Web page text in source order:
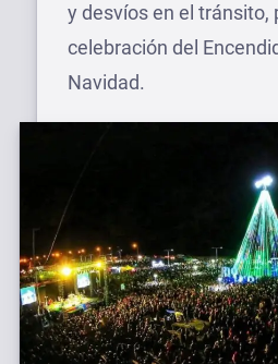
y desvíos en el tránsito,
celebración del
Navidad.